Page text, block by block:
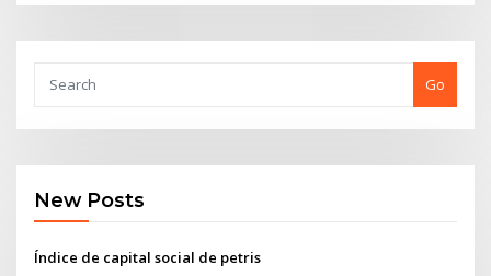
Go
New Posts
Índice de capital social de petris